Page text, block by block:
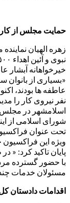
حمایت مجلس از
زهره الهیان
خیرخواهانه آبشار
«بسیاری از
نفر نیروی کار را
اسلامشهر در مجلس
شورای اسلامی از
تحت عنوان
ویژه این فراکسیون
با حضور گسترده
مسئولان خدمات چند
اقدامات دادستان